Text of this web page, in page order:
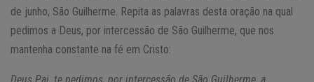
de junho, São Guilherme. Repita as palavras desta oração na qual
pedimos a Deus, por intercessão de São Guilherme, que nos
mantenha constante na fé em Cristo:
Deus Pai, te pedimos, por intercessão de São Guilherme, a